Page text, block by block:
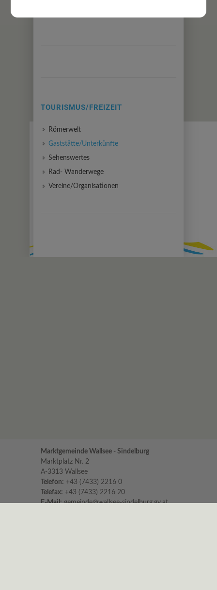
TOURISMUS/FREIZEIT
Römerwelt
Gaststätte/Unterkünfte
Sehenswertes
Rad- Wanderwege
Vereine/Organisationen
Marktgemeinde Wallsee - Sindelburg
Marktplatz Nr. 2
A-3313 Wallsee
Telefon: +43 (7433) 2216 0
Telefax: +43 (7433) 2216 20
E-Mail: gemeinde@wallsee-sindelburg.gv.at